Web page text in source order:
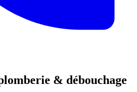
& débouchage